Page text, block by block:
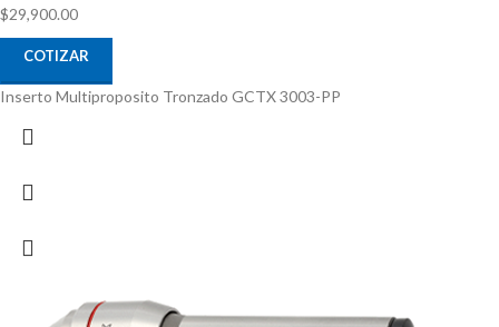
$29,900.00
COTIZAR
Inserto Multiproposito Tronzado GCTX 3003-PP